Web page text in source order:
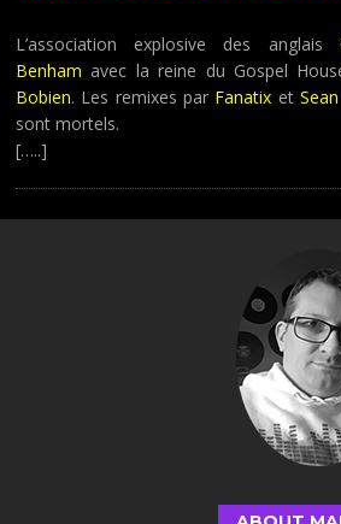
L’association explosive des anglais
Benham avec la reine du Gospel
Bobien. Les remixes par Fanatix et
sont mortels.
[…..]